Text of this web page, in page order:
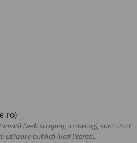
(web scraping, crawling), sunt strict
utilizare publică (vezi licența).